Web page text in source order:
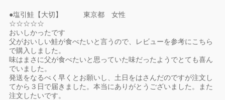
●塩引鮭【大切】 東京都 女性
☆☆☆☆☆
おいしかったです
父がおいしい鮭が食べたいと言うので、レビューを参考にこちら
で購入しました。
味はまさに父が食べたいと思っていた味だったようでとても喜ん
でいました。
発送をなるべく早くとお願いし、土日をはさんだのですが注文し
てから３日で届きました。本当にありがとうございました。また
注文したいです。